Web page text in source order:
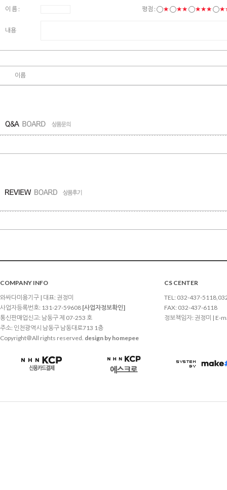
이 름 : 평점 : ★ ★★ ★★★
내용
이름
COMPANY INFO
와싸다미용기구 | 대표: 권정미
사업자등록번호: 131-27-59608 [사업자정보확인]
통신판매업신고: 남동구 제 07-253 호
주소: 인천광역시 남동구 남동대로713 1층
Copyright＠All rights reserved. design by homepee
CS CENTER
TEL: 032-437-
FAX: 032-437-6118
정보책임자: 권정미 | E-